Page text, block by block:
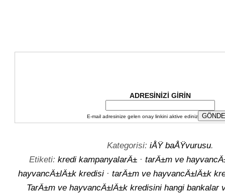
ADRESİNİZİ GİRİN
E-mail adresinize gelen onay linkini aktive ediniz
Kategorisi: iÅŸ baÅŸvurusu.
Etiketi: kredi kampanyalarÄ± · tarÄ±m ve
hayvancÄ±lÄ±k kredisi· tarÄ±m ve hayvancÄ±lÄ±k
TarÄ±m ve hayvancÄ±lÄ±k kredisini hangi bankalar